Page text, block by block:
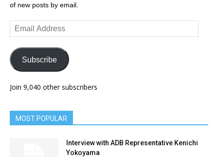
of new posts by email.
Email
Address
Subscribe
Join 9,040 other subscribers
MOST POPULAR
Interview with ADB Representative Kenichi
Yokoyama